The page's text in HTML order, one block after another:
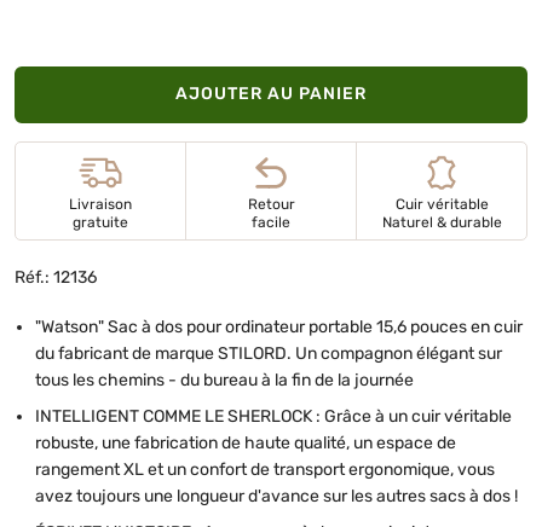
AJOUTER AU PANIER
Livraison
gratuite
Retour
facile
Cuir véritable
Naturel & durable
Réf.: 12136
"Watson" Sac à dos pour ordinateur portable 15,6 pouces en cuir
du fabricant de marque STILORD. Un compagnon élégant sur
tous les chemins - du bureau à la fin de la journée
INTELLIGENT COMME LE SHERLOCK : Grâce à un cuir véritable
robuste, une fabrication de haute qualité, un espace de
rangement XL et un confort de transport ergonomique, vous
avez toujours une longueur d'avance sur les autres sacs à dos !